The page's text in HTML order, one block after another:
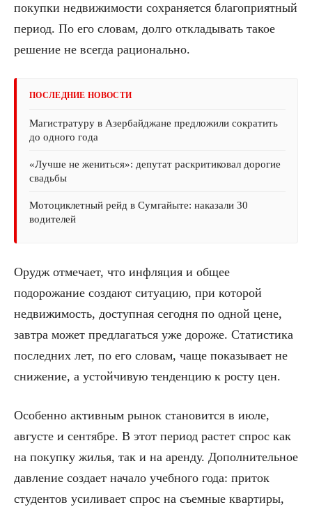
покупки недвижимости сохраняется благоприятный
период. По его словам, долго откладывать такое
решение не всегда рационально.
ПОСЛЕДНИЕ НОВОСТИ
Магистратуру в Азербайджане предложили сократить
до одного года
«Лучше не жениться»: депутат раскритиковал дорогие
свадьбы
Мотоциклетный рейд в Сумгайыте: наказали 30
водителей
Орудж отмечает, что инфляция и общее
подорожание создают ситуацию, при которой
недвижимость, доступная сегодня по одной цене,
завтра может предлагаться уже дороже. Статистика
последних лет, по его словам, чаще показывает не
снижение, а устойчивую тенденцию к росту цен.
Особенно активным рынок становится в июле,
августе и сентябре. В этот период растет спрос как
на покупку жилья, так и на аренду. Дополнительное
давление создает начало учебного года: приток
студентов усиливает спрос на съемные квартиры,